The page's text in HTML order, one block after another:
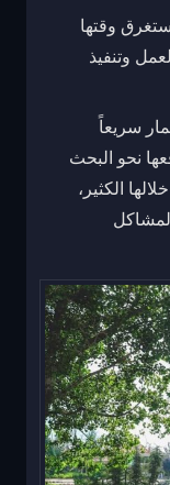
وقتها
وتنفيذ
سريعاً
نحو البحث
الكثير،